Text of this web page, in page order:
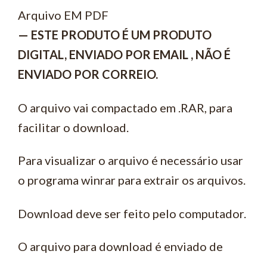
Arquivo EM PDF
— ESTE PRODUTO É UM PRODUTO
DIGITAL, ENVIADO POR EMAIL , NÃO É
ENVIADO POR CORREIO.
O arquivo vai compactado em .RAR, para
facilitar o download.
Para visualizar o arquivo é necessário usar
o programa winrar para extrair os arquivos.
Download deve ser feito pelo computador.
O arquivo para download é enviado de